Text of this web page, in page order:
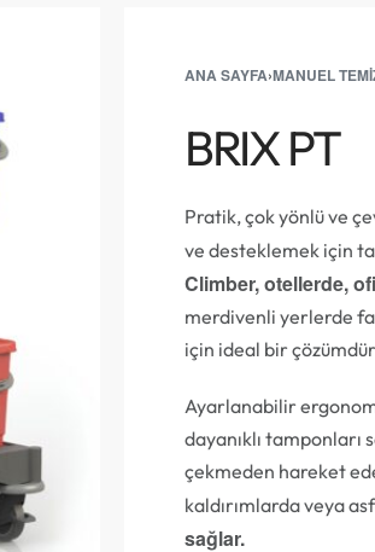
ANA SAYFA›MANUEL
BRIX PT
Pratik, çok yönlü ve
ve desteklemek için
Climber, otellerde,
merdivenli yerlerde
için ideal bir
Ayarlanabilir
dayanıklı
çekmeden hareket
kaldırımlarda veya
sağlar.